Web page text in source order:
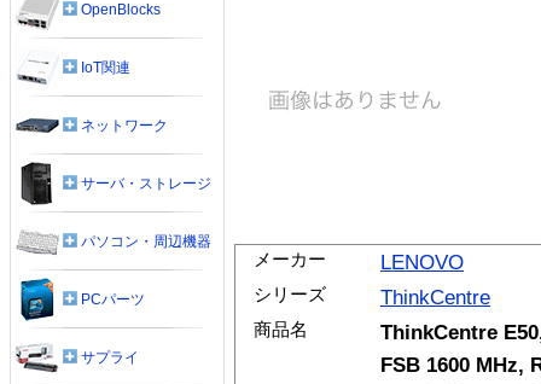
メーカー LENOVO
シリーズ ThinkCentre
商品名
ThinkCentre
FSB 1600 MHz,
OpenBlocks
IoT関連
ネットワーク
サーバ・ストレージ
パソコン・周辺機器
PCパーツ
サプライ